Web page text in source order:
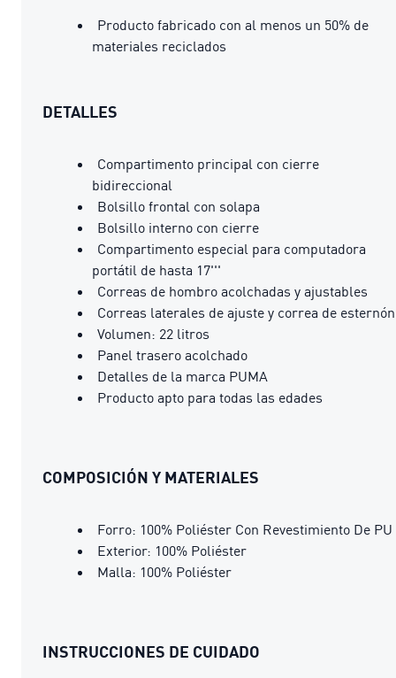
Producto fabricado con al menos un 50% de
materiales reciclados
DETALLES
Compartimento principal con cierre
bidireccional
Bolsillo frontal con solapa
Bolsillo interno con cierre
Compartimento especial para computadora
portátil de hasta 17'''
Correas de hombro acolchadas y ajustables
Correas laterales de ajuste y correa de esternón
Volumen: 22 litros
Panel trasero acolchado
Detalles de la marca PUMA
Producto apto para todas las edades
COMPOSICIÓN Y MATERIALES
Forro: 100% Poliéster Con Revestimiento De PU
Exterior: 100% Poliéster
Malla: 100% Poliéster
INSTRUCCIONES DE CUIDADO